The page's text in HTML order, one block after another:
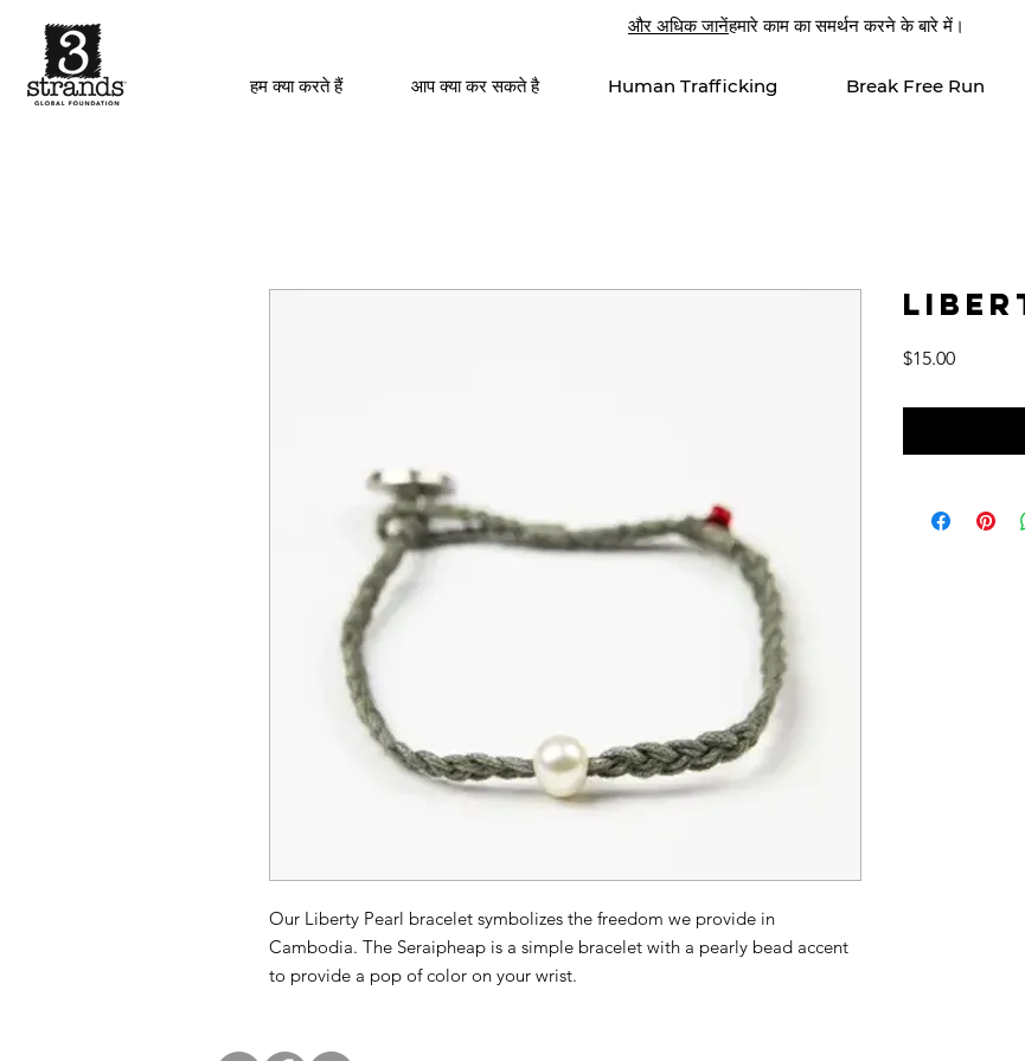
और अधिक जानेंहमारे काम का समर्थन करने के बारे में।
हम क्या करते हैं आप क्या कर सकते है Human Trafficking Break Free Run
Our Liberty Pearl bracelet symbolizes the freedom we provide in
Cambodia. The Seraipheap is a simple bracelet with a pearly bead accent
to provide a pop of color on your wrist.
$15.00मूल्य